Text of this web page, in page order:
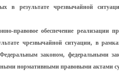
в результате чрезвычайной
правовое обеспечение реализации
чрезвычайной ситуации, в
законом, федеральными
нормативными правовыми актами